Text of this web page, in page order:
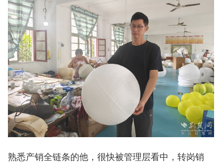
熟悉产销全链条的他，很快被管理层看中，转岗销